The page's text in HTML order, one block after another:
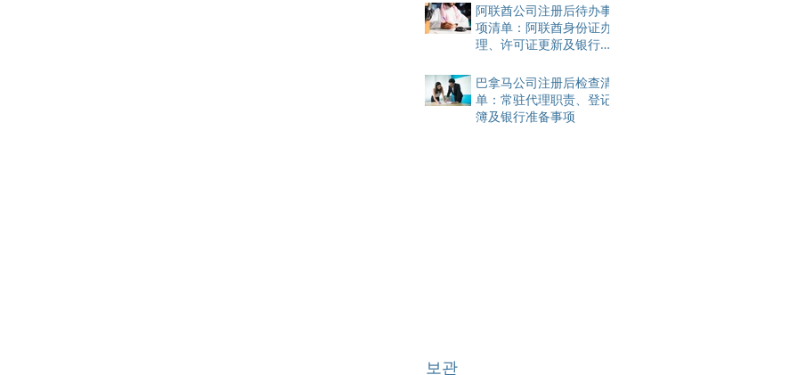
阿联酋公司注册后待办事
项清单：阿联酋身份证办
理、许可证更新及银行账
巴拿马公司注册后检查清
单：常驻代理职责、登记
簿及银行准备事项
보관